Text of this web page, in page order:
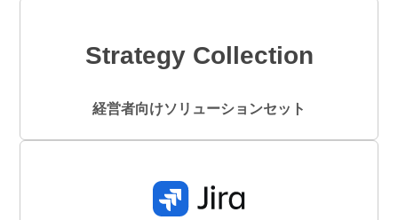
Strategy Collection
経営者向けソリューションセット